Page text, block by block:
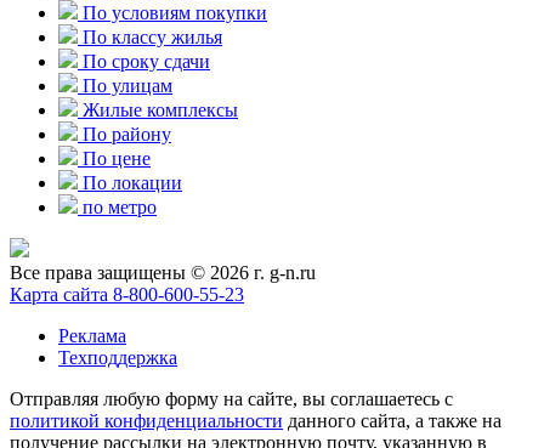
По условиям покупки
По классу жилья
По сроку сдачи
По улицам
Жилые комплексы
По району
По цене
По локации
по метро
Все права защищены © 2026 г. g-n.ru
Карта сайта 8-800-600-55-23
Реклама
Техподдержка
Отправляя любую форму на сайте, вы соглашаетесь с
политикой конфиденциальности данного сайта, а также на
получение рассылки на электронную почту, указанную в